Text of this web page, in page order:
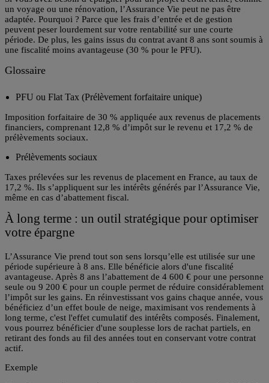
un voyage ou une rénovation, l’Assurance Vie peut ne pas être
adaptée. Pourquoi ? Parce que les frais d’entrée et de gestion
peuvent peser lourdement sur votre rentabilité sur une courte
période. De plus, les gains issus du contrat avant 8 ans sont soumis à
une fiscalité moins avantageuse (30 % pour le PFU).
Glossaire
PFU ou Flat Tax (Prélèvement forfaitaire unique)
Imposition forfaitaire de 30 % appliquée aux revenus de placements
financiers, comprenant 12,8 % d’impôt sur le revenu et 17,2 % de
prélèvements sociaux.
Prélèvements sociaux
Taxes prélevées sur les revenus de placement en France, au taux de
17,2 %. Ils s’appliquent sur les intérêts générés par l’Assurance Vie,
même en cas d’abattement fiscal.
À long terme : un outil stratégique pour optimiser
votre épargne
L’Assurance Vie prend tout son sens lorsqu’elle est utilisée sur une
période supérieure à 8 ans. Elle bénéficie alors d'une fiscalité
avantageuse. Après 8 ans l’abattement de 4 600 € pour une personne
seule ou 9 200 € pour un couple permet de réduire considérablement
l’impôt sur les gains. En réinvestissant vos gains chaque année, vous
bénéficiez d’un effet boule de neige, maximisant vos rendements à
long terme, c'est l'effet cumulatif des intérêts composés. Finalement,
vous pourrez bénéficier d'une souplesse lors de rachat partiels, en
retirant des fonds au fil des années tout en conservant votre contrat
actif.
Exemple